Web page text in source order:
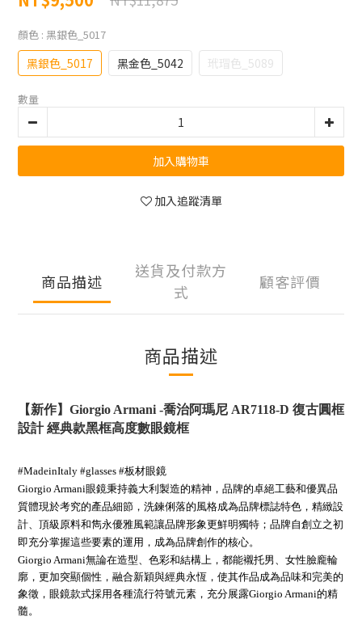
顏色 : 黑銀色_5017
黑銀色_5017 黑金色_5042 玳瑁色_5089
數量
加入購物車
加入追蹤清單
商品描述
送貨及付款方
式
顧客評價
商品描述
【新作】 Giorgio Armani -喬治阿瑪尼 AR7118-D 復古圓框
設計 經典款黑框高度數眼鏡框
#MadeinItaly #glasses #板材眼鏡
Giorgio Armani眼鏡秉持義大利製造的精神，品牌的卓絕工藝和優異品
質體現於考究的產品細節，洗鍊俐落的風格成為品牌標誌特色，精緻設
計、頂級原料和雋永優雅風範讓品牌形象更鮮明獨特；品牌自創立之初
即充分掌握這些要素的運用，成為品牌創作的核心。
Giorgio Armani無論在造型、色彩和結構上，都能襯托男、女性臉龐輪
廓，更加突顯個性，融合新穎與經典永恆，使其作品成為品味和完美的
象徵，眼鏡款式採用各種流行符號元素，充分展露Giorgio Armani的精
髓。